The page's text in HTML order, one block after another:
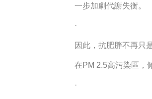
一步加劇代謝失衡。
·
因此，抗肥胖不再只
在PM 2.5高污染區，
·